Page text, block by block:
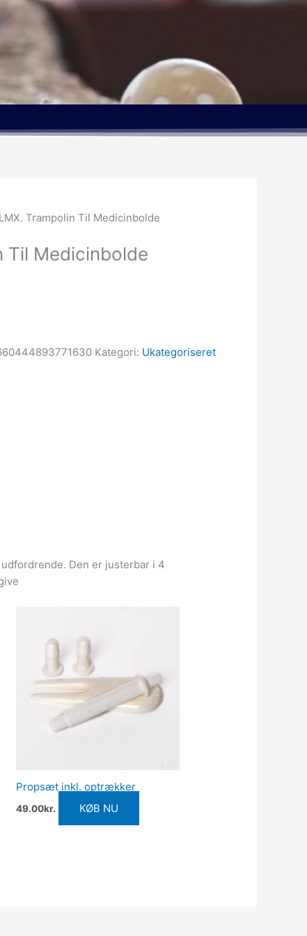
Trampolin Til Medicinbolde
Til Medicinbolde
Kategori: Ukategoriseret
Den er justerbar i 4
Propsæt inkl. optrækker
49.00kr. KØB NU